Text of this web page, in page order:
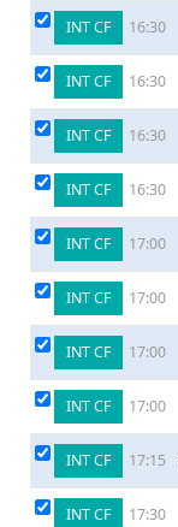
INT CF 16:30
INT CF 16:30
INT CF 16:30
INT CF 16:30
INT CF 17:00
INT CF 17:00
INT CF 17:00
INT CF 17:00
INT CF 17:15
INT CF 17:30